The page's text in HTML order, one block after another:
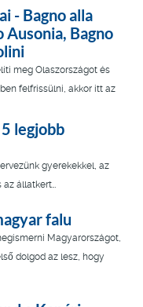
- Bagno alla
Ausonia, Bagno
meg Olaszországot és
felfrissülni, akkor itt az
legjobb
gyerekekkel, az
az állatkert…
falu
Magyarországot,
dolgod az lesz, hogy